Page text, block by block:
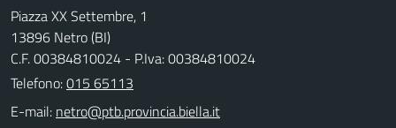
Piazza XX Settembre, 1
13896 Netro (BI)
C.F. 00384810024 - P.Iva: 00384810024
Telefono:015 65113
E-mail: